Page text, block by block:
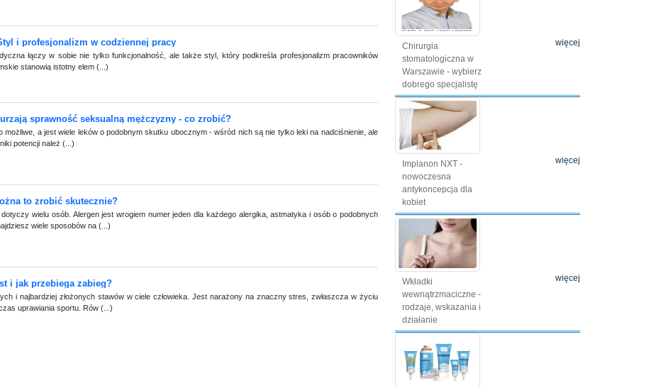
i profesjonalizm w codziennej pracy
łączy w sobie nie tylko funkcjonalność, ale także styl, który podkreśla profesjonalizm pracowników
stanowią istotny elem (...)
sprawność seksualną mężczyzny - co zrobić?
a jest wiele leków o podobnym skutku ubocznym - wśród nich są nie tylko leki na nadciśnienie, ale
potencji należ (...)
to zrobić skutecznie?
wielu osób. Alergen jest wrogiem numer jeden dla każdego alergika, astmatyka i osób o podobnych
wiele sposobów na (...)
i jak przebiega zabieg?
i najbardziej złożonych stawów w ciele człowieka. Jest narażony na znaczny stres, zwłaszcza w życiu
uprawiania sportu. Rów (...)
Chirurgia
stomatologiczna w
Warszawie - wybierz
dobrego specjalistę
więcej
Implanon NXT -
nowoczesna
antykoncepcja dla
kobiet
więcej
Wkładki
wewnątrzmaciczne -
rodzaje, wskazania i
działanie
więcej